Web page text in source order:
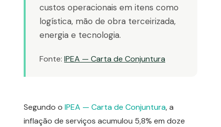
custos operacionais em itens como
logística, mão de obra terceirizada,
energia e tecnologia.
Fonte: IPEA — Carta de Conjuntura
Segundo o IPEA — Carta de Conjuntura, a
inflação de serviços acumulou 5,8% em doze